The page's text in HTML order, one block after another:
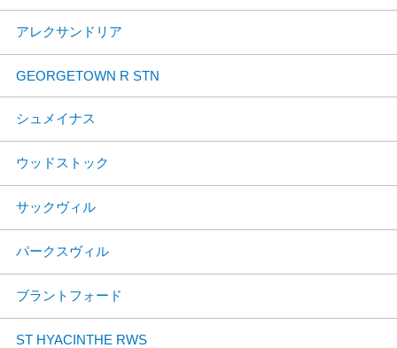
アレクサンドリア
GEORGETOWN R STN
シュメイナス
ウッドストック
サックヴィル
パークスヴィル
ブラントフォード
ST HYACINTHE RWS